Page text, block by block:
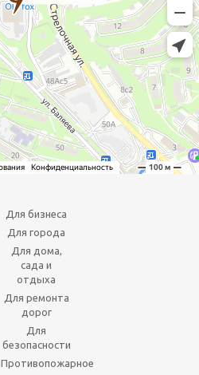
Для бизнеса
Для города
Для дома,
сада и
отдыха
Для ремонта
дорог
Для
безопасности
Противопожарное